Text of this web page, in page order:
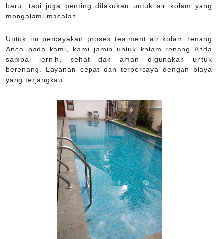
baru, tapi juga penting dilakukan untuk air kolam yang
mengalami masalah.
Untuk itu percayakan proses teatment air kolam renang
Anda pada kami, kami jamin untuk kolam renang Anda
sampai jernih, sehat dan aman digunakan untuk
berenang. Layanan cepat dan terpercaya dengan biaya
yang terjangkau.